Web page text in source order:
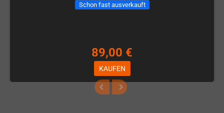
Schon fast ausverkauft
89,00 €
KAUFEN